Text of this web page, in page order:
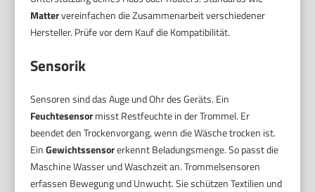
Mattervereinfachen die Zusammenarbeit verschiedener
Hersteller. Prüfe vor dem Kauf die Kompatibilität.
Sensorik
Sensoren sind das Auge und Ohr des Geräts. Ein
Feuchtesensormisst Restfeuchte in der Trommel. Er
beendet den Trockenvorgang, wenn die Wäsche trocken ist.
EinGewichtssensorerkennt Beladungsmenge. So passt die
Maschine Wasser und Waschzeit an. Trommelsensoren
erfassen Bewegung und Unwucht. Sie schützen Textilien und